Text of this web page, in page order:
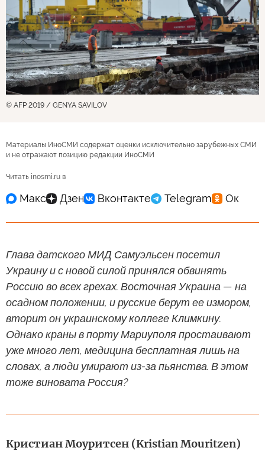
© AFP 2019 / GENYA SAVILOV
Материалы ИноСМИ содержат оценки исключительно зарубежных СМИ
и не отражают позицию редакции ИноСМИ
Читать inosmi.ru в
Глава датского МИД Самуэльсен посетил
Украину и с новой силой принялся обвинять
Россию во всех грехах. Восточная Украина — на
осадном положении, и русские берут ее измором,
вторит он украинскому коллеге Климкину.
Однако краны в порту Мариуполя простаивают
уже много лет, медицина бесплатная лишь на
словах, а люди умирают из-за пьянства. В этом
тоже виновата Россия?
Кристиан Моуритсен (Kristian Mouritzen)